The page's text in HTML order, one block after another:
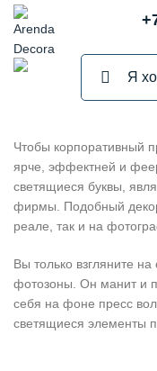
Чтобы корпоративный
ярче, эффектней и
светящиеся буквы,
фирмы. Подобный
реале, так и на
Вы только взгляните
фотозоны. Он манит и
себя на фоне пресс
светящиеся элементы